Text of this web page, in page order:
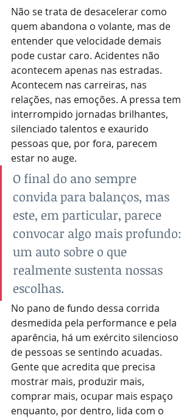
Não se trata de desacelerar como
quem abandona o volante, mas de
entender que velocidade demais
pode custar caro. Acidentes não
acontecem apenas nas estradas.
Acontecem nas carreiras, nas
relações, nas emoções. A pressa tem
interrompido jornadas brilhantes,
silenciado talentos e exaurido
pessoas que, por fora, parecem
estar no auge.
O final do ano sempre
convida para balanços, mas
este, em particular, parece
convocar algo mais profundo:
um auto sobre o que
realmente sustenta nossas
escolhas.
No pano de fundo dessa corrida
desmedida pela performance e pela
aparência, há um exército silencioso
de pessoas se sentindo acuadas.
Gente que acredita que precisa
mostrar mais, produzir mais,
comprar mais, ocupar mais espaço
enquanto, por dentro, lida com o